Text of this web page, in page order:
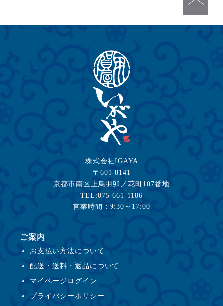
株式会社IGAYA
〒601-8141
京都市南区上鳥羽卯ノ花町107番地
TEL:075-661-1186
営業時間：9:30～17:00
ご案内
お支払い方法について
配送・送料・返品について
マイページログイン
プライバシーポリシー